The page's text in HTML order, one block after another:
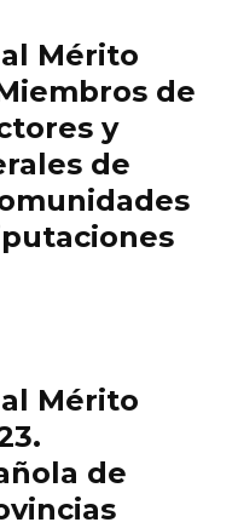
Mérito
de
y
de
Mérito
de